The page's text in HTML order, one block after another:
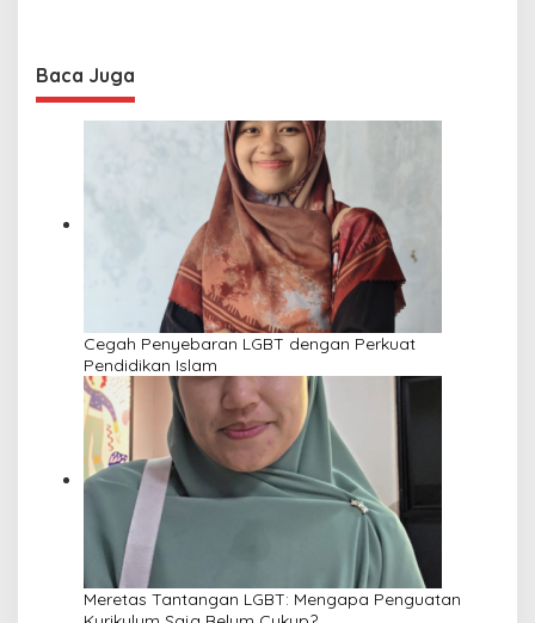
Baca Juga
Cegah Penyebaran LGBT dengan Perkuat
Pendidikan Islam
Meretas Tantangan LGBT: Mengapa Penguatan